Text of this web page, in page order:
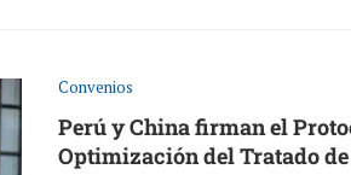
Convenios
Perú y China firman el
Optimización del Tratado